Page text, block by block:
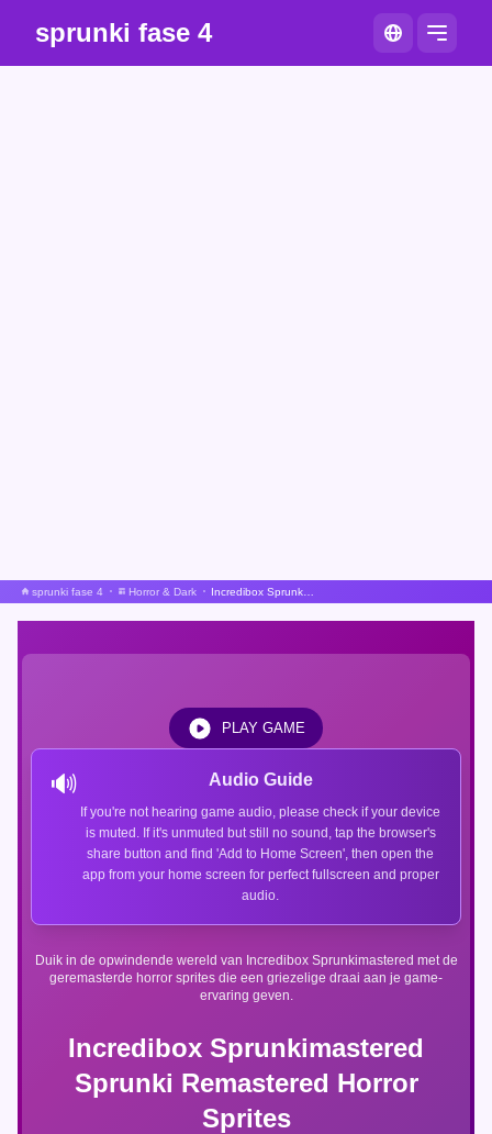
sprunki fase 4
sprunki fase 4 Horror & Dark
Incredibox Sprunkimastered
Sprunki Remastered Horror
Sprites
Duik in de opwindende wereld van Incredibox Sprunkimastered met de
geremasterde horror sprites die een griezelige draai aan je game-
ervaring geven.
🔊 Audio Guide
If you're not hearing game audio, please check if your device
is muted. If it's unmuted but still no sound, tap the browser's
share button and find 'Add to Home Screen', then open the
app from your home screen for perfect fullscreen and proper
audio.
PLAY GAME